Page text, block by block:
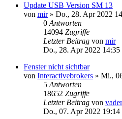
Update USB Version SM 13
von mir» Do., 28. Apr 2022
0 Antworten
14094 Zugriffe
Letzter Beitrag von mir
Do., 28. Apr 2022 14:35
Fenster nicht sichtbar
von Interactivebrokers » Mi.,
5 Antworten
18652 Zugriffe
Letzter Beitrag von vader
Do., 07. Apr 2022 19:14